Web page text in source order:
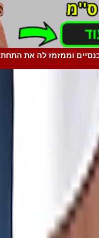
וממזמז לה את התחת